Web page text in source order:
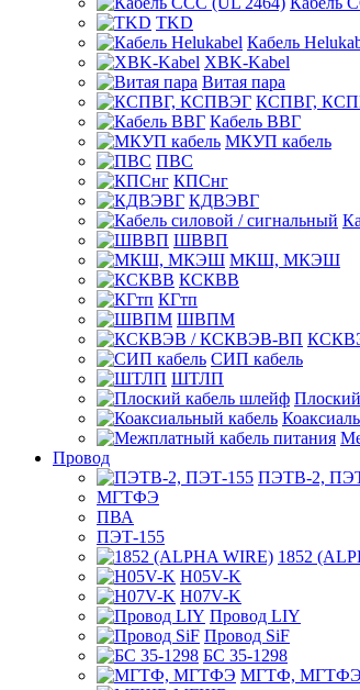
TKD
Кабель
XBK-Kabel
Витая пара
КСПВГ,
Кабель ВВГ
МКУП кабель
ПВС
КПСнг
КДВЭВГ
ШВВП
МКШ, МКЭШ
КСКВВ
КГтп
ШВПМ
СИП кабель
ШТЛП
Провод
ПЭТВ-2,
МГТФЭ
ПВА
ПЭТ-155
1852
H05V-K
H07V-K
Провод LIY
Провод SiF
БС 35-1298
МГТФ, МГТФЭ